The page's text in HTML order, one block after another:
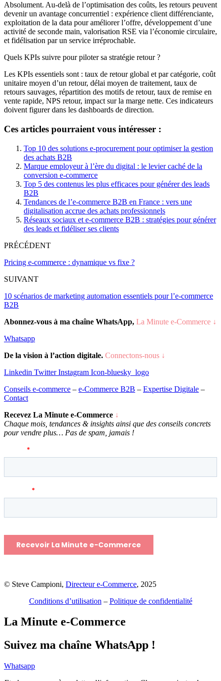
Absolument. Au-delà de l’optimisation des coûts, les retours peuvent
devenir un avantage concurrentiel : expérience client différenciante,
exploitation de la data pour améliorer l’offre, développement d’une
activité de seconde main, valorisation RSE via l’économie circulaire,
et fidélisation par un service irréprochable.
Quels KPIs suivre pour piloter sa stratégie retour ?
Les KPIs essentiels sont : taux de retour global et par catégorie, coût
unitaire moyen d’un retour, délai moyen de traitement, taux de
retours sauvages, répartition des motifs de retour, taux de remise en
vente rapide, NPS retour, impact sur la marge nette. Ces indicateurs
doivent figurer dans les dashboards de direction.
Ces articles pourraient vous intéresser :
Top 10 des solutions e-procurement pour optimiser la gestion
des achats B2B
Marque employeur à l’ère du digital : le levier caché de la
conversion e-commerce
Top 5 des contenus les plus efficaces pour générer des leads
B2B
Tendances de l’e-commerce B2B en France : vers une
digitalisation accrue des achats professionnels
Réseaux sociaux et e-commerce B2B : stratégies pour générer
des leads et fidéliser ses clients
PRÉCÉDENT
Pricing e-commerce : dynamique vs fixe ?
SUIVANT
10 scénarios de marketing automation essentiels pour l’e-commerce
B2B
Abonnez-vous à ma chaîne WhatsApp, La Minute e-Commerce ↓
Whatsapp
De la vision à l’action digitale. Connectons-nous ↓
Linkedin Twitter Instagram Icon-bluesky_logo
Conseils e-commerce – e-Commerce B2B – Expertise Digitale –
Contact
Recevez La Minute e-Commerce ↓
Chaque mois, tendances & insights ainsi que des conseils concrets
pour vendre plus… Pas de spam, jamais !
© Steve Campioni, Directeur e-Commerce, 2025
Conditions d’utilisation – Politique de confidentialité
La Minute e-Commerce
Suivez ma chaîne WhatsApp !
Whatsapp